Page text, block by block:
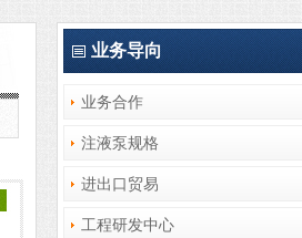
业务导向
业务合作
注液泵规格
进出口贸易
工程研发中心